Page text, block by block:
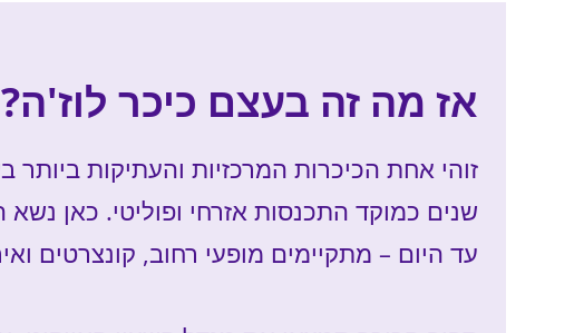
אז מה זה בעצם כיכר לוז'ה?
זוהי אחת הכיכרות המרכזיות והעתיקות
שנים כמוקד התכנסות אזרחי ופוליטי. כאן נשא
עד היום – מתקיימים מופעי רחוב, קונצרטים